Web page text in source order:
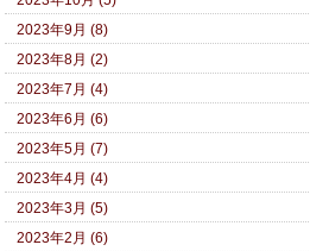
2023年9月 (8)
2023年8月 (2)
2023年7月 (4)
2023年6月 (6)
2023年5月 (7)
2023年4月 (4)
2023年3月 (5)
2023年2月 (6)